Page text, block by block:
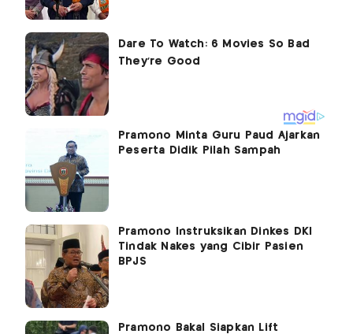
Pramono Minta Guru Paud Ajarkan
Peserta Didik Pilah Sampah
Pramono Instruksikan Dinkes DKI
Tindak Nakes yang Cibir Pasien
BPJS
Pramono Bakal Siapkan Lift